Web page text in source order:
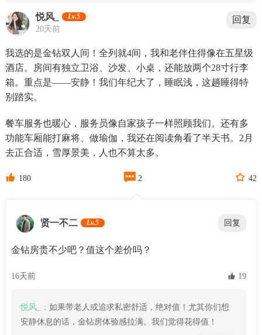
悦风_ Lv.5
20天前
回复
我选的是金钻双人间！全列就4间，我和老伴住得像在五星级
酒店。房间有独立卫浴、沙发、小桌，还能放两个28寸行李
箱。重点是——安静！我们年纪大了，睡眠浅，这趟睡得特
别踏实。
餐车服务也暖心，服务员像自家孩子一样照顾我们。还有多
功能车厢能打麻将、做瑜伽，我还在阅读角看了半天书。2月
去正合适，雪厚景美，人也不算太多。
 180  2  42
贤一不二 Lv.5 回复
金钻房贵不少吧？值这个差价吗？
16天前  19
悦风_： 如果带老人或追求私密舒适，绝对值！尤其你们想
安静休息的话，金钻房体验感拉满。我们觉得花得值！